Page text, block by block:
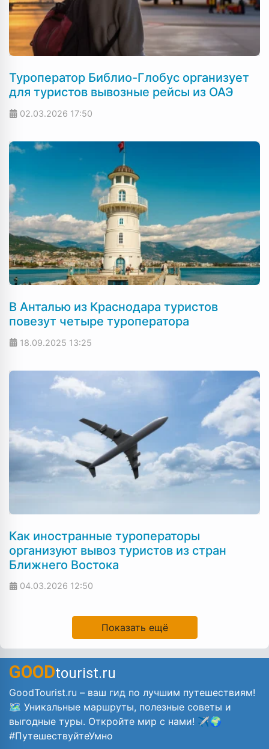
Туроператор Библио-Глобус организует
для туристов вывозные рейсы из ОАЭ
02.03.2026 17:50
В Анталью из Краснодара туристов
повезут четыре туроператора
18.09.2025 13:25
Как иностранные туроператоры
организуют вывоз туристов из стран
Ближнего Востока
04.03.2026 12:50
Показать ещё
GOODtourist.ru
GoodTourist.ru – ваш гид по лучшим путешествиям!
🗺️ Уникальные маршруты, полезные советы и
выгодные туры. Откройте мир с нами! ✈️🌍
#ПутешествуйтеУмно